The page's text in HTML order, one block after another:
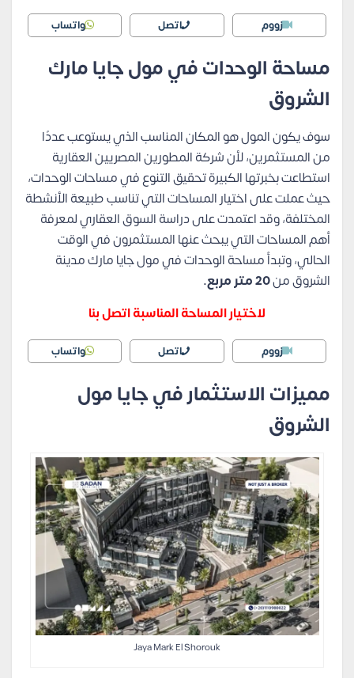
زووم اتصل واتساب
مساحة الوحدات في مول جايا مارك
الشروق
سوف يكون المول هو المكان المناسب الذي يستوعب عددًا
من المستثمرين، لأن شركة المطورين المصريين العقارية
استطاعت بخبرتها الكبيرة تحقيق التنوع في مساحات الوحدات،
حيث عملت على اختيار المساحات التي تناسب طبيعة الأنشطة
المختلفة، وقد اعتمدت على دراسة السوق العقاري لمعرفة
أهم المساحات التي يبحث عنها المستثمرون في الوقت
الحالي، وتبدأ مساحة الوحدات في مول جايا مارك مدينة
الشروق من
لاختيار المساحة المناسبة اتصل بنا
زووم اتصل واتساب
مميزات الاستثمار في جايا مول
الشروق
Jaya Mark El Shorouk